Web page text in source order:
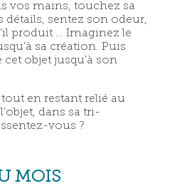
vos mains, touchez sa
détails, sentez son odeur,
produit … Imaginez le
sa création. Puis
objet jusqu’à son
en restant relié au
dans sa tri-
vous ?
MOIS: